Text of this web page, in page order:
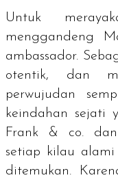
Untuk
menggandeng
ambassador.
otentik, dan
perwujudan
keindahan sejati
Frank & co.
setiap kilau
ditemukan.